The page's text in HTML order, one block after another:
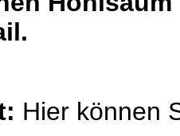
Hier können